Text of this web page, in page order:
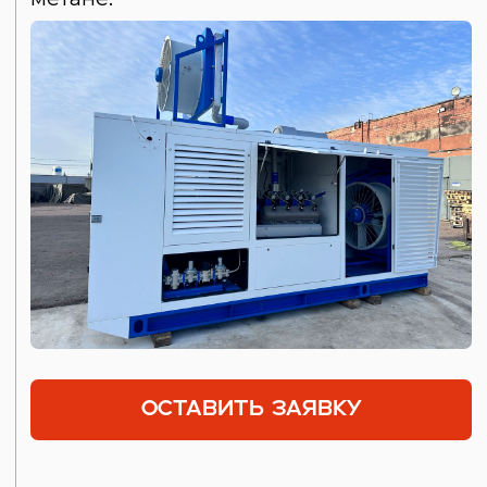
ОСТАВИТЬ ЗАЯВКУ
ХАРАКТЕРИСТИКИ
Отдельно установленный
и крыльчаткой для эффективного
Систему охлаждения с выносным
радиатором и крыльчаткой,
приводимой от электродвигателя